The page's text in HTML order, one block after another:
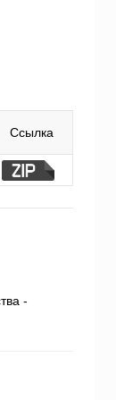
Ссылка
-